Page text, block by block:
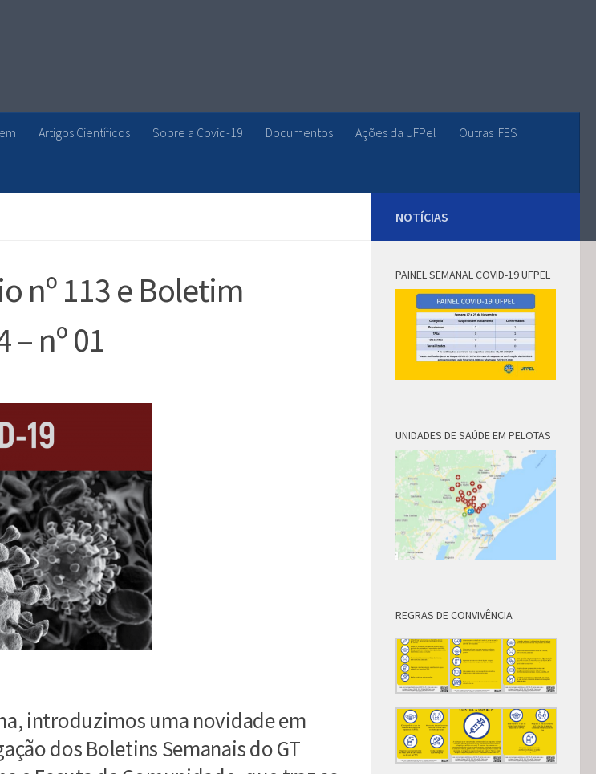
Artigos Científicos Sobre a Covid-19 Documentos Ações da UFPel Outras IFES
nº 113 e Boletim
– nº 01
introduzimos uma novidade em
dos Boletins Semanais do GT
NOTÍCIAS
PAINEL SEMANAL COVID-19 UFPEL
UNIDADES DE SAÚDE EM PELOTAS
REGRAS DE CONVIVÊNCIA